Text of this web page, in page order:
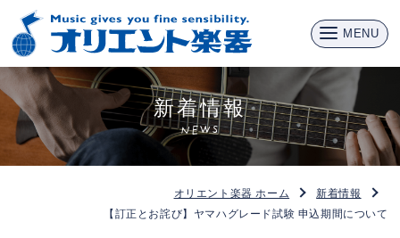
MENU
新着情報
NEWS
オリエント楽器 ホーム
新着情報
【訂正とお詫び】ヤマハグレード試験 申込期間について